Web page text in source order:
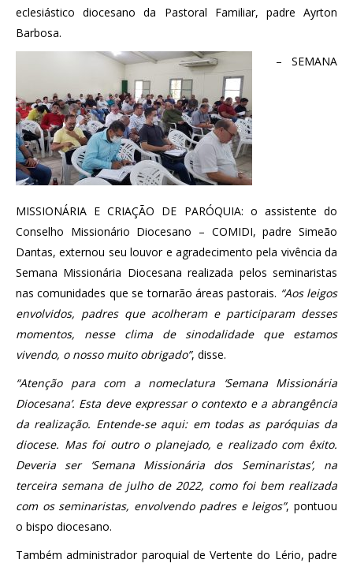
eclesiástico diocesano da Pastoral Familiar, padre Ayrton
Barbosa.
– SEMANA
MISSIONÁRIA E CRIAÇÃO DE PARÓQUIA: o assistente do
Conselho Missionário Diocesano – COMIDI, padre Simeão
Dantas, externou seu louvor e agradecimento pela vivência da
Semana Missionária Diocesana realizada pelos seminaristas
nas comunidades que se tornarão áreas pastorais. “Aos leigos
envolvidos, padres que acolheram e participaram desses
momentos, nesse clima de sinodalidade que estamos
vivendo, o nosso muito obrigado”, disse.
“Atenção para com a nomeclatura ‘Semana Missionária
Diocesana’. Esta deve expressar o contexto e a abrangência
da realização. Entende-se aqui: em todas as paróquias da
diocese. Mas foi outro o planejado, e realizado com êxito.
Deveria ser ‘Semana Missionária dos Seminaristas’, na
terceira semana de julho de 2022, como foi bem realizada
com os seminaristas, envolvendo padres e leigos”, pontuou
o bispo diocesano.
Também administrador paroquial de Vertente do Lério, padre